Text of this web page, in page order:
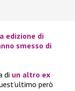
edizione di
smesso di
di un altro ex
però